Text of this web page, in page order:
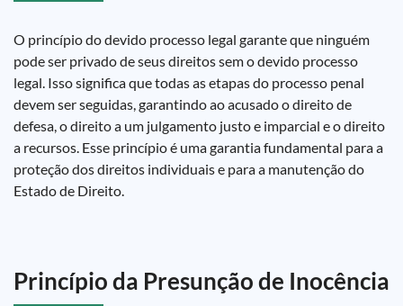
O princípio do devido processo legal garante que ninguém
pode ser privado de seus direitos sem o devido processo
legal. Isso significa que todas as etapas do processo penal
devem ser seguidas, garantindo ao acusado o direito de
defesa, o direito a um julgamento justo e imparcial e o direito
a recursos. Esse princípio é uma garantia fundamental para a
proteção dos direitos individuais e para a manutenção do
Estado de Direito.
Princípio da Presunção de Inocência